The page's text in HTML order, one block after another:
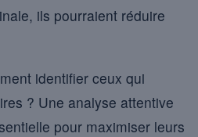
ils pourraient réduire
identifier ceux qui
? Une analyse attentive
pour maximiser leurs